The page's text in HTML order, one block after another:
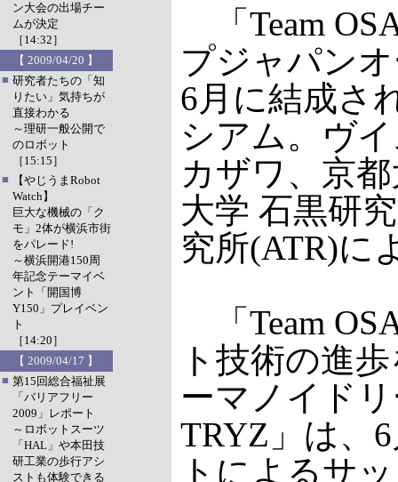
ン大会の出場チー
ムが決定
［14:32］
【 2009/04/20 】
■ 研究者たちの「知
りたい」気持ちが
直接わかる
～理研一般公開で
のロボット
［15:15］
■
【やじうまRobot
Watch】
巨大な機械の「ク
モ」2体が横浜市街
をパレード!
～横浜開港150周
年記念テーマイベ
ント「開国博
Y150」プレイベン
ト
［14:20］
【 2009/04/17 】
■ 第15回総合福祉展
「バリアフリー
2009」レポート
～ロボットスーツ
「HAL」や本田技
研工業の歩行アシ
ストも体験できる
「Team
プジャパン
6月に結成さ
シアム。ヴ
カザワ、京
大学 石黒研
究所(ATR)に
「Team
ト技術の進
ーマノイド
TRYZ」は、
トによるサ